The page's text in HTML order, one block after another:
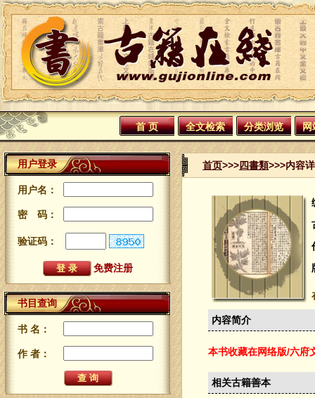
首 页 全文检索 分类浏览 网
用户登录
用户名：
密 码：
验证码：
免费注册
书目查询
书 名：
作 者：
首页>>>四書類>>>内容
内容简介
本书收藏在网络版/六府
相关古籍善本